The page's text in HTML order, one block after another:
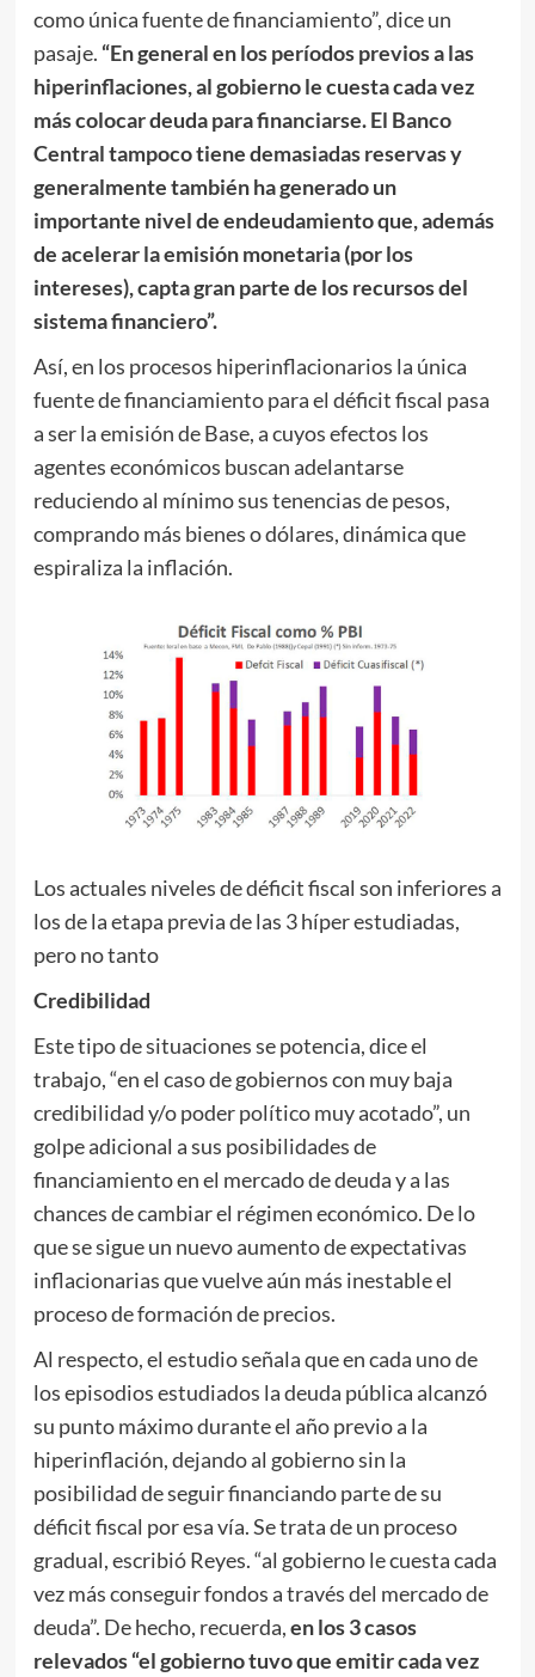
como única fuente de financiamiento”, dice un
pasaje. “En general en los períodos previos a las
hiperinflaciones, al gobierno le cuesta cada vez
más colocar deuda para financiarse. El Banco
Central tampoco tiene demasiadas reservas y
generalmente también ha generado un
importante nivel de endeudamiento que, además
de acelerar la emisión monetaria (por los
intereses), capta gran parte de los recursos del
sistema financiero”.
Así, en los procesos hiperinflacionarios la única
fuente de financiamiento para el déficit fiscal pasa
a ser la emisión de Base, a cuyos efectos los
agentes económicos buscan adelantarse
reduciendo al mínimo sus tenencias de pesos,
comprando más bienes o dólares, dinámica que
espiraliza la inflación.
Los actuales niveles de déficit fiscal son inferiores a
los de la etapa previa de las 3 híper estudiadas,
pero no tanto
Credibilidad
Este tipo de situaciones se potencia, dice el
trabajo, “en el caso de gobiernos con muy baja
credibilidad y/o poder político muy acotado”, un
golpe adicional a sus posibilidades de
financiamiento en el mercado de deuda y a las
chances de cambiar el régimen económico. De lo
que se sigue un nuevo aumento de expectativas
inflacionarias que vuelve aún más inestable el
proceso de formación de precios.
Al respecto, el estudio señala que en cada uno de
los episodios estudiados la deuda pública alcanzó
su punto máximo durante el año previo a la
hiperinflación, dejando al gobierno sin la
posibilidad de seguir financiando parte de su
déficit fiscal por esa vía. Se trata de un proceso
gradual, escribió Reyes. “al gobierno le cuesta cada
vez más conseguir fondos a través del mercado de
deuda”. De hecho, recuerda,en los 3 casos
relevados “el gobierno tuvo que emitir cada vez